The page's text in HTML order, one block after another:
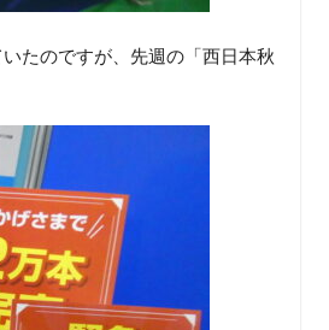
たのですが、先週の「西日本秋